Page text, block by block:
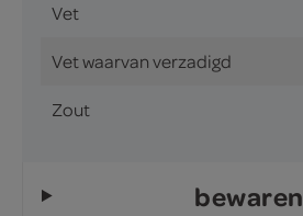
Vet
Vet waarvan verzadigd
Zout
bewaren